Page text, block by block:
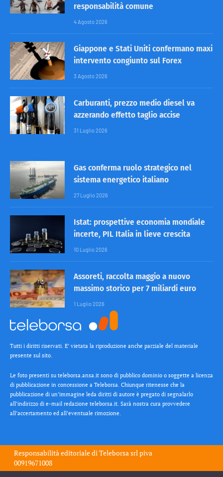
responsabilità comune
4 Agosto 2026
Giappone e Stati Uniti confermano maxi
intervento congiunto sul Forex
3 Agosto 2026
Carburanti, prezzo medio diesel va
azzerando effetto taglio accise
31 Luglio 2026
Gas conferma ruolo strategico nel
sistema energetico italiano
27 Luglio 2026
Istat: prospettive economia mondiale
incerte, PIL Italia in lieve crescita
10 Luglio 2026
Assoreti, raccolta maggio a nuovo
massimo storico per 7 miliardi euro
1 Luglio 2026
Tutti i diritti riservati. E’ vietata la riproduzione anche parziale del materiale
presente sul sito.
Le foto presenti su teleborsa.ansa.it sono di pubblico dominio o soggette a licenza
di pubblicazione in concessione a Teleborsa. Chiunque ritenesse che la
pubblicazione di un’immagine leda diritti di autore è pregato di segnalarlo
all’indirizzo di e-mail redazione teleborsa.it. Sarà nostra cura provvedere
all’accertamento ed all’eventuale rimozione.
Responsabilità editoriale diTeleborsa srlpiva
00919671008